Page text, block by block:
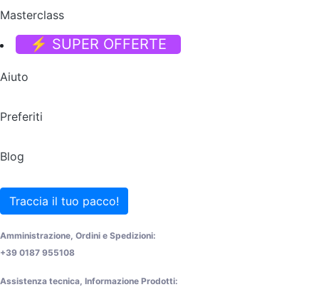
Masterclass
⚡ SUPER OFFERTE
Aiuto
Preferiti
Blog
Traccia il tuo pacco!
Amministrazione, Ordini e Spedizioni:
+39 0187 955108
Assistenza tecnica, Informazione Prodotti: